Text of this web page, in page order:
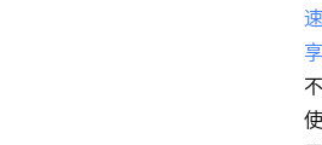
速
享
不
使